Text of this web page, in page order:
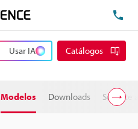
Usar IA Catálogos
Modelos Downloads Suporte